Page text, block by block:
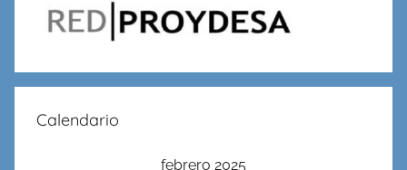
Calendario
febrero 2025